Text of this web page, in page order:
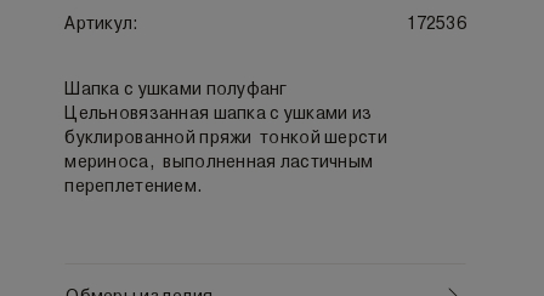
Артикул: 172536
Шапка с ушками полуфанг
Цельновязанная шапка с ушками из
буклированной пряжи тонкой шерсти
мериноса, выполненная ластичным
переплетением.